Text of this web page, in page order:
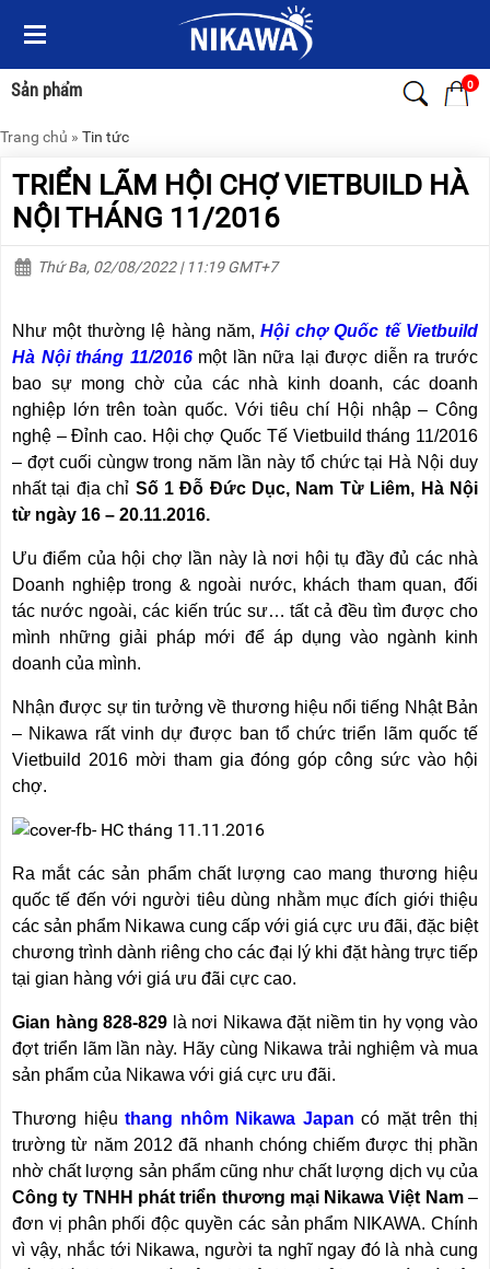
Sản phẩm 0
Menu
Sản
phẩm
TRANG
THANG
NHÔM
XE
BỘ
THOÁT
HIỂM
TỰ
ĐỘNG
XE
TAY
VIDEO
TIN
TỨC
BÁO
NÓI
NIKAWA
GIỚI
LÝ
BẢO
HÀNH
LIÊN
HỆ
Menu
Sản
phẩm
TRANG
THANG
NHÔM
THANG
THANG
GIA
ĐÌNH
THANG
NHÔM
GẤP
RÚT
THANG
CÁCH
ĐIỆN
THANG
CHỮ
A
THANG
NHÔM
CÔNG
NHÔM
GIÀN
GIÁO
VÁN
THANG
RẢNH
XE
ĐẨY
HÀNG
DÂY
THOÁT
TỰ
ĐỘNG
Trang chủ » Tin tức
TRIỂN LÃM HỘI CHỢ VIETBUILD HÀ
NỘI THÁNG 11/2016
Thứ Ba, 02/08/2022 | 11:19 GMT+7
Như một thường lệ hàng năm,Hội chợ Quốc tế Vietbuild
Hà Nội tháng 11/2016 một lần nữa lại được diễn ra trước
bao sự mong chờ của các nhà kinh doanh, các doanh
nghiệp lớn trên toàn quốc. Với tiêu chí Hội nhập – Công
nghệ – Đỉnh cao. Hội chợ Quốc Tế Vietbuild tháng 11/2016
– đợt cuối cùngw trong năm lần này tổ chức tại Hà Nội duy
nhất tại địa chỉ Số 1 Đỗ Đức Dục, Nam Từ Liêm, Hà Nội
từ ngày 16 – 20.11.2016.
Ưu điểm của hội chợ lần này là nơi hội tụ đầy đủ các nhà
Doanh nghiệp trong & ngoài nước, khách tham quan, đối
tác nước ngoài, các kiến trúc sư… tất cả đều tìm được cho
mình những giải pháp mới để áp dụng vào ngành kinh
doanh của mình.
Nhận được sự tin tưởng về thương hiệu nổi tiếng Nhật Bản
– Nikawa rất vinh dự được ban tổ chức triển lãm quốc tế
Vietbuild 2016 mời tham gia đóng góp công sức vào hội
chợ.
Ra mắt các sản phẩm chất lượng cao mang thương hiệu
quốc tế đến với người tiêu dùng nhằm mục đích giới thiệu
các sản phẩm Nikawa cung cấp với giá cực ưu đãi, đặc biệt
chương trình dành riêng cho các đại lý khi đặt hàng trực tiếp
tại gian hàng với giá ưu đãi cực cao.
Gian hàng 828-829 là nơi Nikawa đặt niềm tin hy vọng vào
đợt triển lãm lần này. Hãy cùng Nikawa trải nghiệm và mua
sản phẩm của Nikawa với giá cực ưu đãi.
Thương hiệuthang nhôm Nikawa Japan có mặt trên thị
trường từ năm 2012 đã nhanh chóng chiếm được thị phần
nhờ chất lượng sản phẩm cũng như chất lượng dịch vụ của
Công ty TNHH phát triển thương mại Nikawa Việt Nam–
đơn vị phân phối độc quyền các sản phẩm NIKAWA. Chính
vì vậy, nhắc tới Nikawa, người ta nghĩ ngay đó là nhà cung